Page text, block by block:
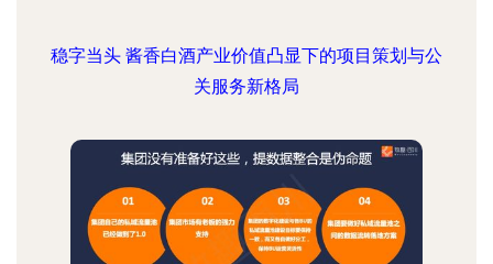
稳字当头 酱香白酒产业价值凸显下的项目策划与公
关服务新格局